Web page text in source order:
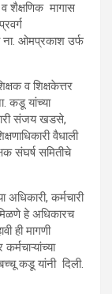
व शैक्षणिक मागास
ना. ओमप्रकाश उर्फ
व शिक्षकेत्तर
कडू यांच्या
संजय खडसे,
वैधाली
संघर्ष समितीचे
कर्मचारी
हे अधिकारच
ही मागणी
बच्चू कडू यांनी दिली.